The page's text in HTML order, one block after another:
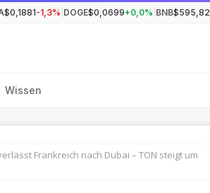
$0,1881-1,3% DOGE$0,0699+0,0% BNB$595,82
Wissen
Frankreich nach Dubai – TON steigt um